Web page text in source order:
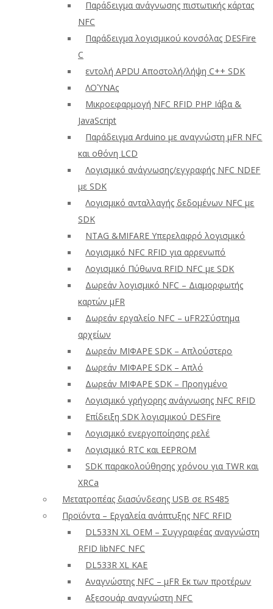
Παράδειγμα ανάγνωσης πιστωτικής κάρτας
NFC
Παράδειγμα λογισμικού κονσόλας DESFire
C
εντολή APDU Αποστολή/λήψη C++ SDK
ΛΟΎΝΑς
Μικροεφαρμογή NFC RFID PHP Ιάβα &
JavaScript
Παράδειγμα Arduino με αναγνώστη μFR NFC
και οθόνη LCD
Λογισμικό ανάγνωσης/εγγραφής NFC NDEF
με SDK
Λογισμικό ανταλλαγής δεδομένων NFC με
SDK
NTAG &MIFARE Υπερελαφρό λογισμικό
Λογισμικό NFC RFID για αρρενωπό
Λογισμικό Πύθωνα RFID NFC με SDK
Δωρεάν λογισμικό NFC – Διαμορφωτής
καρτών μFR
Δωρεάν εργαλείο NFC – uFR2Σύστημα
αρχείων
Δωρεάν ΜΙΦΑΡΕ SDK – Απλούστερο
Δωρεάν ΜΙΦΑΡΕ SDK – Απλό
Δωρεάν ΜΙΦΑΡΕ SDK – Προηγμένο
Λογισμικό γρήγορης ανάγνωσης NFC RFID
Επίδειξη SDK λογισμικού DESFire
Λογισμικό ενεργοποίησης ρελέ
Λογισμικό RTC και EEPROM
SDK παρακολούθησης χρόνου για TWR και
XRCa
Μετατροπέας διασύνδεσης USB σε RS485
Προϊόντα – Εργαλεία ανάπτυξης NFC RFID
DL533N XL OEM – Συγγραφέας αναγνώστη
RFID libNFC NFC
DL533R XL ΚΑΕ
Αναγνώστης NFC – μFR Εκ των προτέρων
Αξεσουάρ αναγνώστη NFC